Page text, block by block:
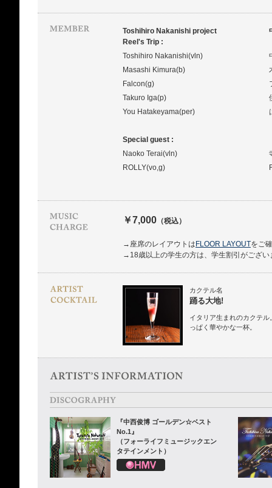
Toshihiro Nakanishi project
Reel's Trip :
Toshihiro Nakanishi(vln)
Masashi Kimura(b)
Falcon(g)
Takuro Iga(p)
You Hatakeyama(per)
Special guest :
Naoko Terai(vln)
ROLLY(vo,g)
￥7,000 （税込）
→座席のレイアウトは FLOOR LAYOUTをご
→18歳以上の学生の方は、学生割引がござい
カクテル名
踊る大地!
イタリア生まれのカクテ
っぱく華やかな一杯。
『中西俊博 ゴールデン☆ベスト
No.1』
（フォーライフミュージックエン
タテインメント）